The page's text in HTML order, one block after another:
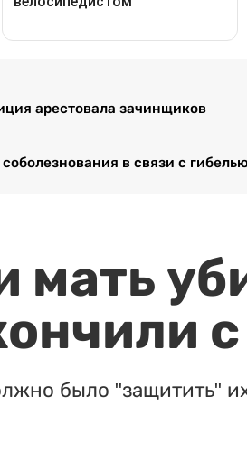
арестовала зачинщиков
в связи с
мать
было "защитить"